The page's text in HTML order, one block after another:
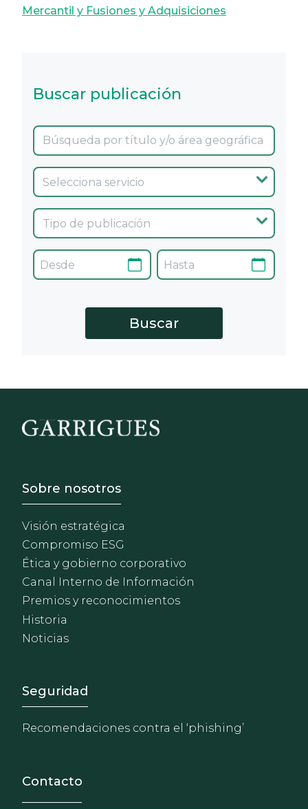
Mercantil y Fusiones y Adquisiciones
Buscar publicación
Footer - Sobre Nosotros
Sobre nosotros
Visión estratégica
Compromiso ESG
Ética y gobierno corporativo
Canal Interno de Información
Premios y reconocimientos
Historia
Noticias
Footer - Extranet y
Seguridad
Recomendaciones contra el ‘phishing’
Contacto